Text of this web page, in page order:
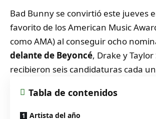
Bad Bunny se convirtió este jueves
favorito de los American Music
como AMA) al conseguir ocho
delante de Beyoncé, Drake y
recibieron seis candidaturas cada
Tabla de contenidos
Artista del año